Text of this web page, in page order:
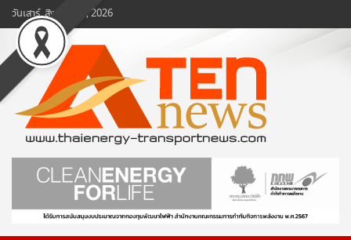
Skip
to
content
วันเสาร์, สิงหาคม 8, 2026
www.ten-news.com
ข่าวพลังงานและคมนาคม